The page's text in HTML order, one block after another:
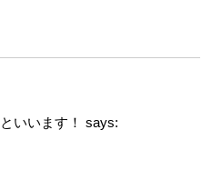
いいます！
says: